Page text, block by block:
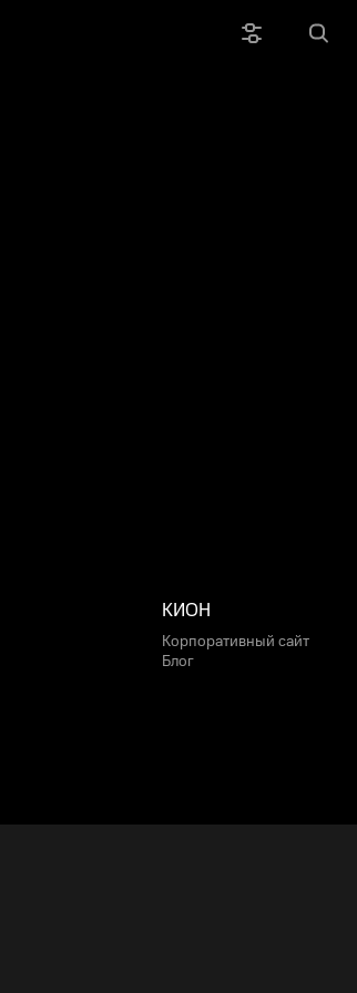
КИОН
Корпоративный сайт
Блог